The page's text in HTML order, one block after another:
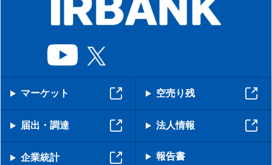
マーケット 空売り残
届出・調達 法人情報
企業統計 報告書